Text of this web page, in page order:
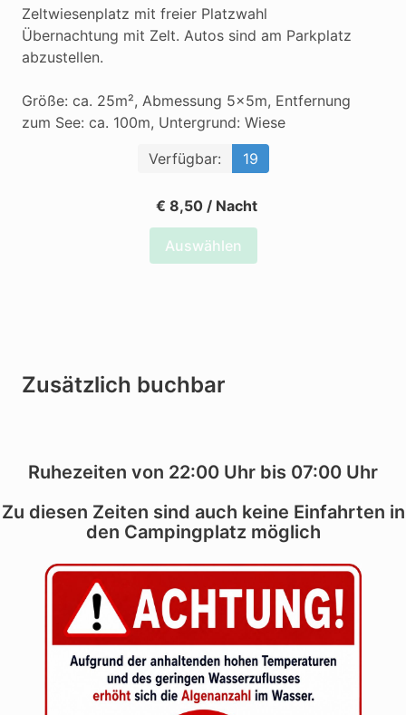
Zeltwiesenplatz mit freier Platzwahl
Übernachtung mit Zelt. Autos sind am Parkplatz
abzustellen.
Größe: ca. 25m², Abmessung 5x5m, Entfernung
zum See: ca. 100m, Untergrund: Wiese
Verfügbar:
19
€ 8,50 / Nacht
Auswählen
Zusätzlich buchbar
Ruhezeiten von 22:00 Uhr bis 07:00 Uhr
Zu diesen Zeiten sind auch keine Einfahrten in
den Campingplatz möglich